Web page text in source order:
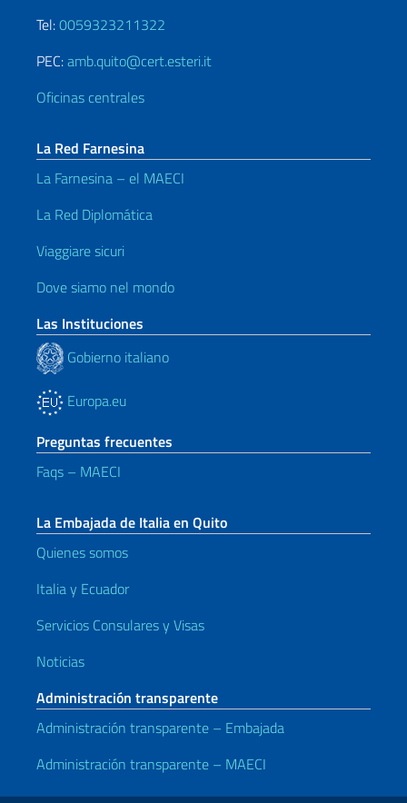
Tel:0059323211322
PEC:amb.quito@cert.esteri.it
Oficinas centrales
La Red Farnesina
La Farnesina – el MAECI
La Red Diplomática
Viaggiare sicuri
Dove siamo nel mondo
Las Instituciones
Gobierno italiano
Europa.eu
Preguntas frecuentes
Faqs – MAECI
La Embajada de Italia en Quito
Quienes somos
Italia y Ecuador
Servicios Consulares y Visas
Noticias
Administración transparente
Administración transparente – Embajada
Administración transparente – MAECI